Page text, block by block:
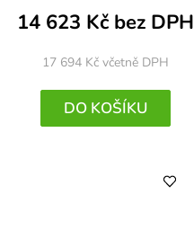
14 623 Kč bez DPH
17 694 Kč včetně DPH
DO KOŠÍKU